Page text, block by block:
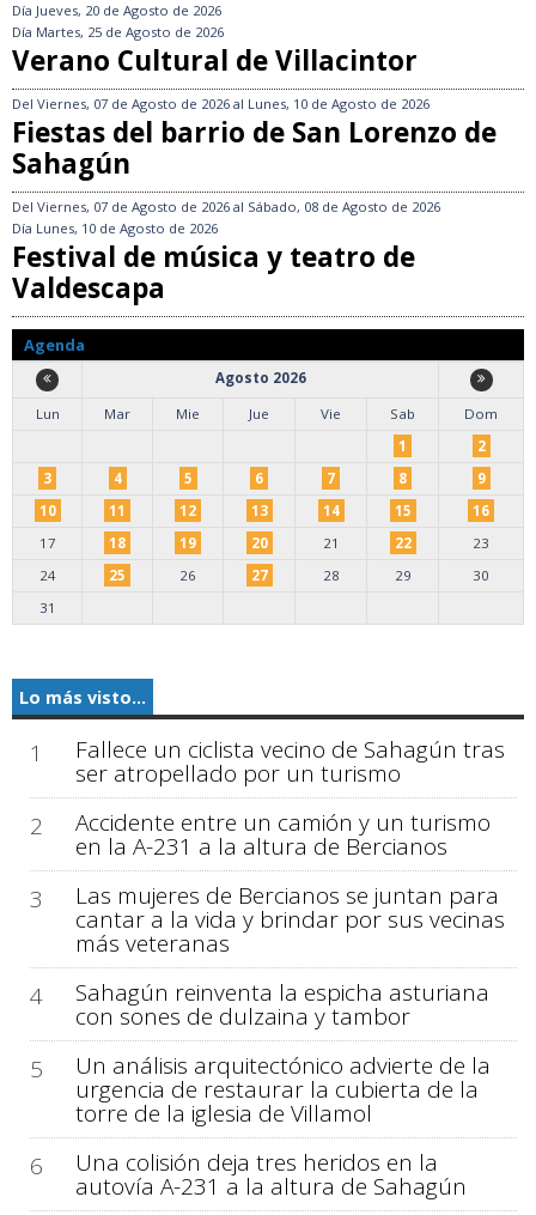
Día Jueves, 20 de Agosto de 2026
Día Martes, 25 de Agosto de 2026
Verano Cultural de Villacintor
Del Viernes, 07 de Agosto de 2026 al Lunes, 10 de Agosto de 2026
Fiestas del barrio de San Lorenzo de
Sahagún
Del Viernes, 07 de Agosto de 2026 al Sábado, 08 de Agosto de 2026
Día Lunes, 10 de Agosto de 2026
Festival de música y teatro de
Valdescapa
Agenda
Agosto 2026
Lun
Mar Mie Jue Vie Sab
Dom
1
2
3
4 5 6 7 8
9
10
11 12 13 14 15
16
17
18 19 20 21 22
23
24
25 26 27 28 29
30
31
Lo más visto...
1 Fallece un ciclista vecino de Sahagún tras
ser atropellado por un turismo
2
Accidente entre un camión y un turismo
en la A-231 a la altura de Bercianos
3
Las mujeres de Bercianos se juntan para
cantar a la vida y brindar por sus vecinas
más veteranas
4
Sahagún reinventa la espicha asturiana
con sones de dulzaina y tambor
5
Un análisis arquitectónico advierte de la
urgencia de restaurar la cubierta de la
torre de la iglesia de Villamol
6
Una colisión deja tres heridos en la
autovía A-231 a la altura de Sahagún